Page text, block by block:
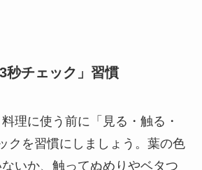
秒チェック」習慣
理に使う前に「見る・触る・
クを習慣にしましょう。葉の色
いか、触ってぬめりやベタつ